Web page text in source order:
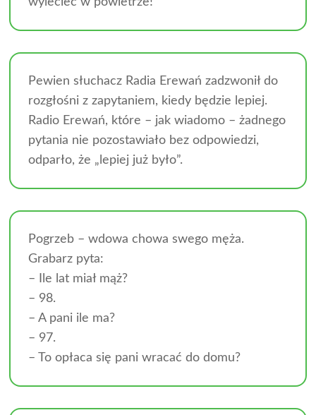
Pewien słuchacz Radia Erewań zadzwonił do
rozgłośni z zapytaniem, kiedy będzie lepiej.
Radio Erewań, które – jak wiadomo – żadnego
pytania nie pozostawiało bez odpowiedzi,
odparło, że „lepiej już było”.
Pogrzeb – wdowa chowa swego męża.
Grabarz pyta:
– Ile lat miał mąż?
– 98.
– A pani ile ma?
– 97.
– To opłaca się pani wracać do domu?